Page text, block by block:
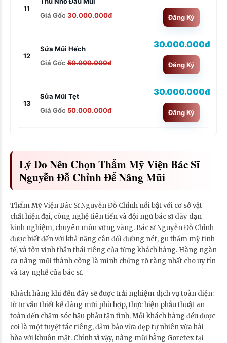
11
Giá Gốc 30.000.000đ Đăng Ký
12
Sửa Mũi Hếch
Giá Gốc 50.000.000đ
30.000.000đ
Đăng Ký
13
Sửa Mũi Tẹt
Giá Gốc 50.000.000đ
30.000.000đ
Đăng Ký
Lý Do Nên Chọn Thẩm Mỹ Viện Bác Sĩ
Nguyễn Đỗ Chỉnh Để Nâng Mũi
Thẩm Mỹ Viện Bác Sĩ Nguyễn Đỗ Chỉnh nổi bật với cơ sở vật
chất hiện đại, công nghệ tiên tiến và đội ngũ bác sĩ dày dạn
kinh nghiệm, chuyên môn vững vàng. Bác sĩ Nguyễn Đỗ Chỉnh
được biết đến với khả năng cân đối đường nét, gu thẩm mỹ tinh
tế, và tôn vinh thần thái riêng của từng khách hàng. Hàng ngàn
ca nâng mũi thành công là minh chứng rõ ràng nhất cho uy tín
và tay nghề của bác sĩ.
Khách hàng khi đến đây sẽ được trải nghiệm dịch vụ toàn diện:
từ tư vấn thiết kế dáng mũi phù hợp, thực hiện phẫu thuật an
toàn đến chăm sóc hậu phẫu tận tình. Mỗi khách hàng đều được
coi là một tuyệt tác riêng, đảm bảo vừa đẹp tự nhiên vừa hài
hòa với khuôn mặt. Chính vì vậy, nâng mũi bằng Goretex tại